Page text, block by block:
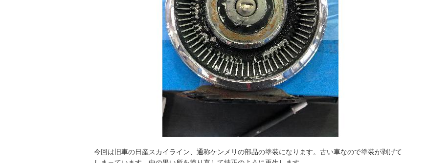
今回は旧車の日産スカイライン、通称ケンメリの部品の塗装になります。古い車なので塗装が剥げて